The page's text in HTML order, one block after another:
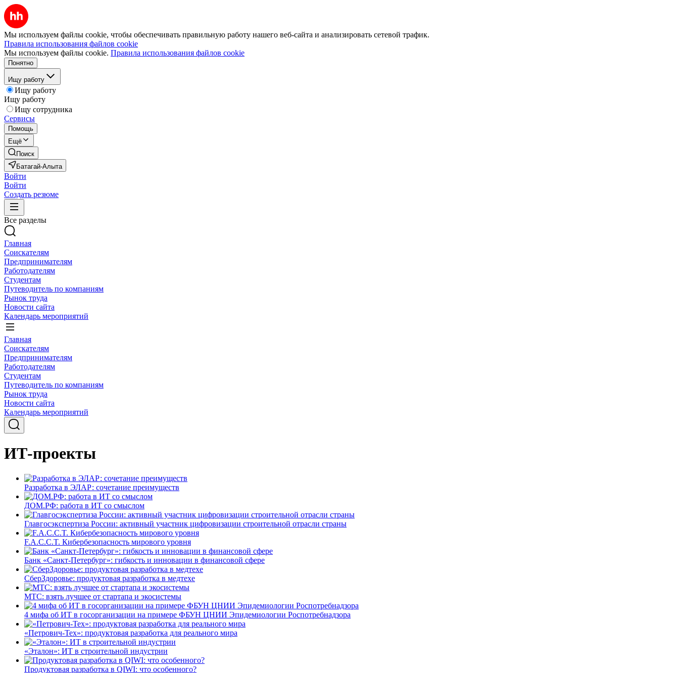
Мы используем файлы cookie, чтобы обеспечивать правильную работу нашего веб-сайта и анализировать сетевой трафик.
Правила использования файлов cookie
Мы используем файлы cookie. Правила использования файлов cookie
Понятно
Ищу работу
Ищу работу
Ищу работу
Ищу сотрудника
Сервисы
Помощь
Ещё
Поиск
Батагай-Алыта
Войти
Войти
Создать резюме
Все разделы
Главная
Соискателям
Предпринимателям
Работодателям
Студентам
Путеводитель по компаниям
Рынок труда
Новости сайта
Календарь мероприятий
Главная
Соискателям
Предпринимателям
Работодателям
Студентам
Путеводитель по компаниям
Рынок труда
Новости сайта
Календарь мероприятий
ИТ-проекты
Разработка в ЭЛАР: сочетание преимуществ
ДОМ.РФ: работа в ИТ со смыслом
Главгосэкспертиза России: активный участник цифровизации строительной отрасли страны
F.A.C.C.T. Кибербезопасность мирового уровня
Банк «Санкт-Петербург»: гибкость и инновации в финансовой сфере
СберЗдоровье: продуктовая разработка в медтехе
МТС: взять лучшее от стартапа и экосистемы
4 мифа об ИТ в госорганизации на примере ФБУН ЦНИИ Эпидемиологии Роспотребнадзора
«Петрович-Тех»: продуктовая разработка для реального мира
«Эталон»: ИТ в строительной индустрии
Продуктовая разработка в QIWI: что особенного?